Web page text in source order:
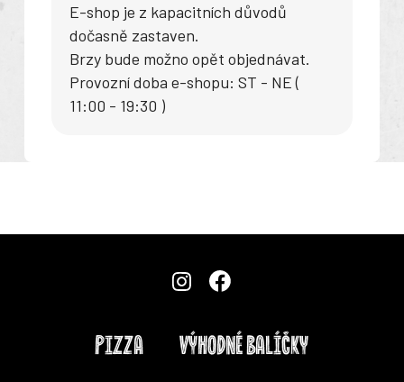
E-shop je z kapacitních důvodů
dočasně zastaven.
Brzy bude možno opět objednávat.
Provozní doba e-shopu: ST - NE (
11:00 - 19:30 )
PIZZA
VÝHODNÉ BALÍČKY